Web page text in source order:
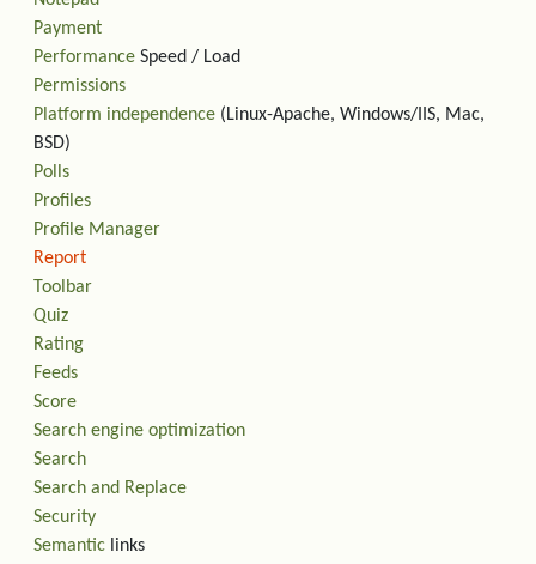
Payment
Performance Speed / Load
Permissions
Platform independence (Linux-Apache, Windows/IIS, Mac,
BSD)
Polls
Profiles
Profile Manager
Report
Toolbar
Quiz
Rating
Feeds
Score
Search engine optimization
Search
Search and Replace
Security
Semantic links